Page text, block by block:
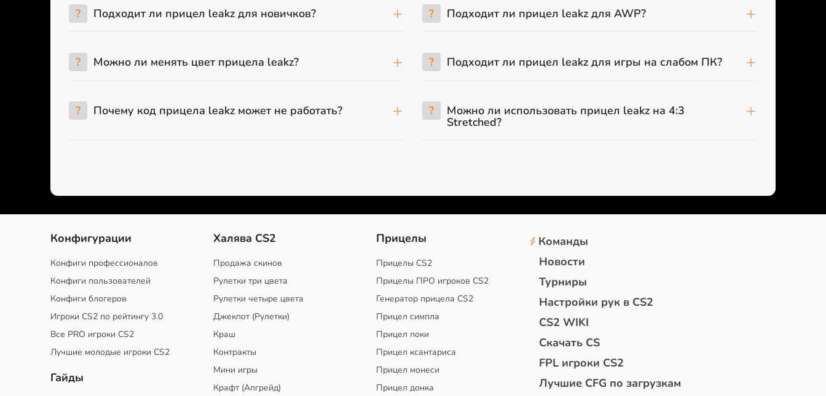
? Подходит ли прицел leakz для новичков? ? Подходит ли прицел leakz для AWP?
? Можно ли менять цвет прицела leakz? ? Подходит ли прицел leakz для игры на слабом ПК?
? Почему код прицела leakz может не работать? ? Можно ли использовать прицел leakz на 4:3
Stretched?
Конфигурации
Конфиги профессионалов
Конфиги пользователей
Конфиги блогеров
Игроки CS2 по рейтингу 3.0
Все PRO игроки CS2
Лучшие молодые игроки CS2
Гайды
Халява CS2
Продажа скинов
Рулетки три цвета
Рулетки четыре цвета
Джекпот (Рулетки)
Краш
Контракты
Мини игры
Крафт (Апгрейд)
Прицелы
Прицелы CS2
Прицелы ПРО игроков CS2
Генератор прицела CS2
Прицел симпла
Прицел поки
Прицел ксантариса
Прицел монеси
Прицел донка
Команды
Новости
Турниры
Настройки рук в CS2
CS2 WIKI
Скачать CS
FPL игроки CS2
Лучшие CFG по загрузкам